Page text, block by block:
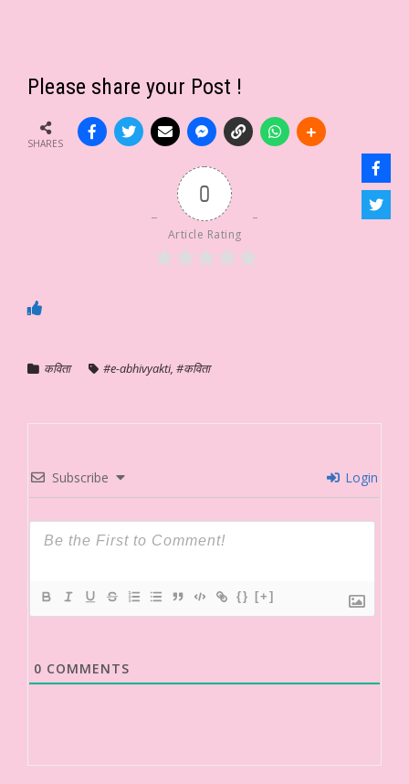
Please share your Post !
SHARES
0
Article Rating
कविता #e-abhivyakti, #कविता
Subscribe Login
{} [+]
0 COMMENTS